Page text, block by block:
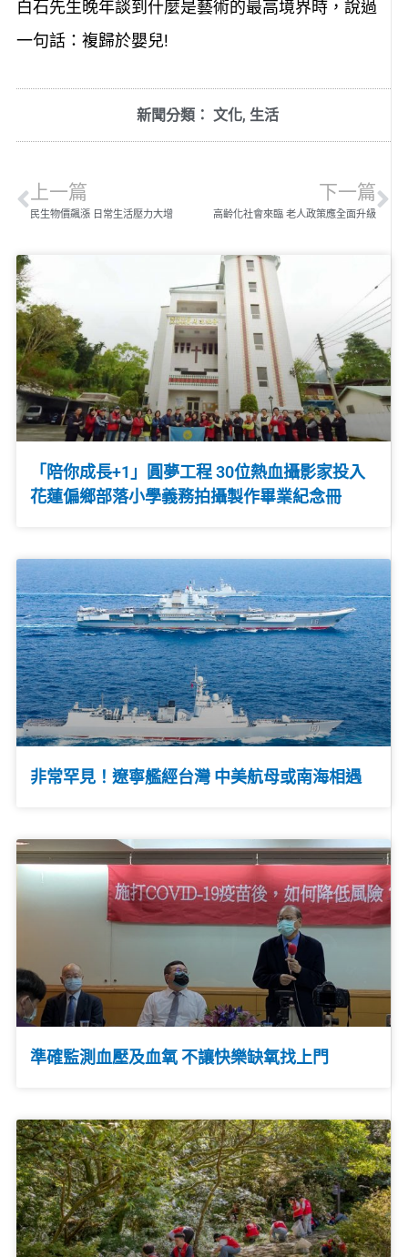
白石先生晚年談到什麼是藝術的最高境界時，說過
一句話：複歸於嬰兒!
新聞分類： 文化, 生活
上一篇
民生物價飆漲 日常生活壓力大增
下一篇
高齡化社會來臨 老人政策應全面升級
「陪你成長+1」圓夢工程 30位熱血攝影家投入
花蓮偏鄉部落小學義務拍攝製作畢業紀念冊
非常罕見！遼寧艦經台灣 中美航母或南海相遇
準確監測血壓及血氧 不讓快樂缺氧找上門